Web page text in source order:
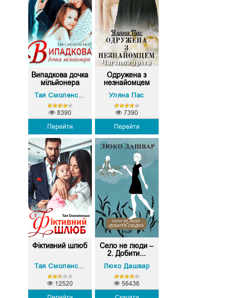
Випадкова дочка
мільйонера
Тая Смоленська
Перейти
8390
Одружена з
незнайомцем
Уляна Пас
Перейти
7390
Фіктивний шлюб
12520
Село не люди –
2. Добити...
Люко Дашвар
56436